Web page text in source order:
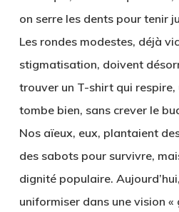
on serre les dents pour tenir
Les rondes modestes, déjà
stigmatisation, doivent
trouver un T-shirt qui respire,
tombe bien, sans crever le
Nos aïeux, eux, plantaient
des sabots pour survivre,
dignité populaire.
uniformiser dans une vision «